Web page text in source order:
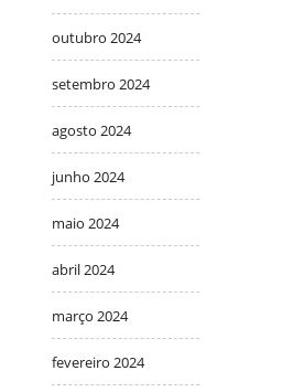
outubro 2024
setembro 2024
agosto 2024
junho 2024
maio 2024
abril 2024
março 2024
fevereiro 2024